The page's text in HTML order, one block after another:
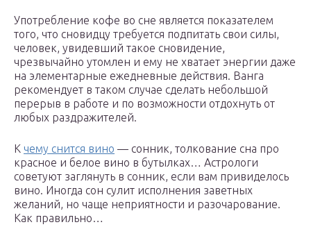
Употребление кофе во сне является показателем
того, что сновидцу требуется подпитать свои силы,
человек, увидевший такое сновидение,
чрезвычайно утомлен и ему не хватает энергии даже
на элементарные ежедневные действия. Ванга
рекомендует в таком случае сделать небольшой
перерыв в работе и по возможности отдохнуть от
любых раздражителей.
К чему снится вино — сонник, толкование сна про
красное и белое вино в бутылках… Астрологи
советуют заглянуть в сонник, если вам привиделось
вино. Иногда сон сулит исполнения заветных
желаний, но чаще неприятности и разочарование.
Как правильно…